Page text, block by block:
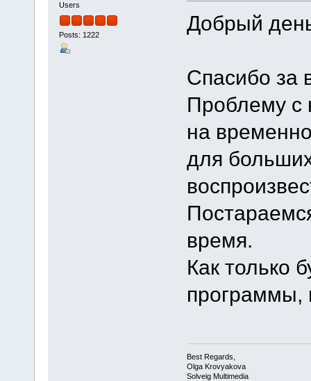
Users
Posts: 1222 Добрый
Спасибо за
Проблему с
на
для
время.
Как только
программы,
Best Regards,
Olga Krovyakova
Solveig Multimedia